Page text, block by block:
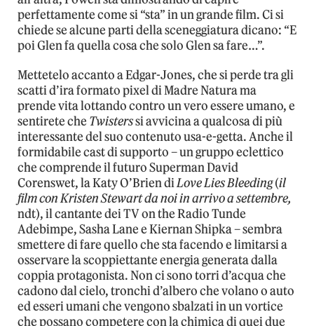
perfettamente come si “sta” in un grande film. Ci si
chiede se alcune parti della sceneggiatura dicano: “E
poi Glen fa quella cosa che solo Glen sa fare…”.
Mettetelo accanto a Edgar-Jones, che si perde tra gli
scatti d’ira formato pixel di Madre Natura ma
prende vita lottando contro un vero essere umano, e
sentirete che Twisterssi avvicina a qualcosa di più
interessante del suo contenuto usa-e-getta. Anche il
formidabile cast di supporto – un gruppo eclettico
che comprende il futuro Superman David
Corenswet, la Katy O’Brien diLove Lies Bleeding(il
film con Kristen Stewart da noi in arrivo a settembre,
ndt), il cantante dei TV on the Radio Tunde
Adebimpe, Sasha Lane e Kiernan Shipka – sembra
smettere di fare quello che sta facendo e limitarsi a
osservare la scoppiettante energia generata dalla
coppia protagonista. Non ci sono torri d’acqua che
cadono dal cielo, tronchi d’albero che volano o auto
ed esseri umani che vengono sbalzati in un vortice
che possano competere con la chimica di quei due